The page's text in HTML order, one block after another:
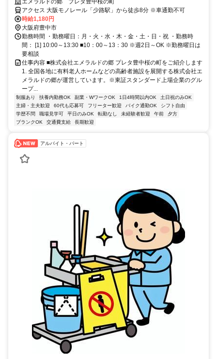
WワークOK/調理補助
エメラルドの郷 プレタ豊中桜の町
アクセス 大阪モノレール「少路駅」から徒歩8分 ※車通勤不可
時給1,180円
大阪府豊中市
勤務時間 ・勤務曜日：月・火・水・木・金・土・日・祝 ・勤務時
間： [1] 10:00～13:30 ■10：00～13：30 ※週2日～OK ※勤務曜日は
要相談
仕事内容 ■株式会社エメラルドの郷 プレタ豊中桜の町をご紹介します
1. 全国各地に有料老人ホームなどの高齢者施設を展開する株式会社エ
メラルドの郷が運営しています。※東証スタンダード上場企業のグル
ープ...
制服あり 扶養内勤務OK 副業・WワークOK 1日4時間以内OK
土日祝のみOK
主婦・主夫歓迎
60代も応募可 フリーター歓迎 バイク通勤OK
シフト自由
学歴不問
職場見学可 平日のみOK 転勤なし 未経験者歓迎 午前
夕方
ブランクOK
交通費支給 長期歓迎
アルバイト・パート